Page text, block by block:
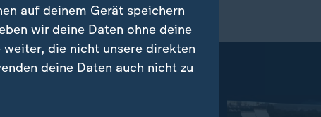
auf deinem Gerät speichern
wir deine Daten ohne deine
die nicht unsere direkten
deine Daten auch nicht zu